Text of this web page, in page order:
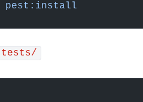
pest:install
tests/